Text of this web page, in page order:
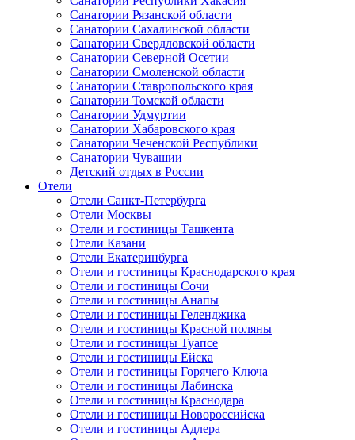
Санатории Рязанской области
Санатории Сахалинской области
Санатории Свердловской области
Санатории Северной Осетии
Санатории Смоленской области
Санатории Ставропольского края
Санатории Томской области
Санатории Удмуртии
Санатории Хабаровского края
Санатории Чеченской Республики
Санатории Чувашии
Детский отдых в России
Отели
Отели Санкт-Петербурга
Отели Москвы
Отели и гостиницы Ташкента
Отели Казани
Отели Екатеринбурга
Отели и гостиницы Краснодарского края
Отели и гостиницы Сочи
Отели и гостиницы Анапы
Отели и гостиницы Геленджика
Отели и гостиницы Красной поляны
Отели и гостиницы Туапсе
Отели и гостиницы Ейска
Отели и гостиницы Горячего Ключа
Отели и гостиницы Лабинска
Отели и гостиницы Краснодара
Отели и гостиницы Новороссийска
Отели и гостиницы Адлера